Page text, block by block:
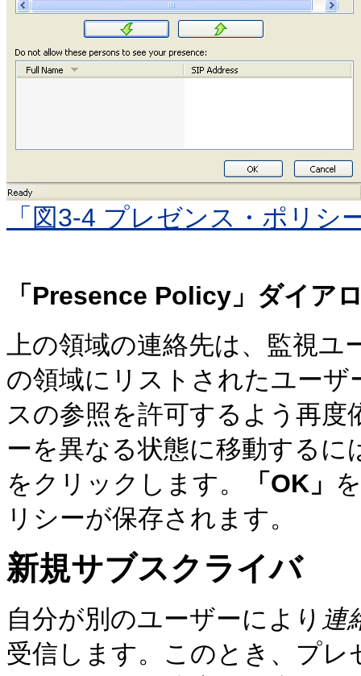
「図3-4 プレゼンス・ポリシ
「Presence Policy」ダイア
上の領域の連絡先は、監視
の領域にリストされたユー
スの参照を許可するよう再
ーを異なる状態に移動する
をクリックします。
「OK」
リシーが保存されます。
新規サブスクライバ
自分が別のユーザーにより 連
受信します。このとき、プ